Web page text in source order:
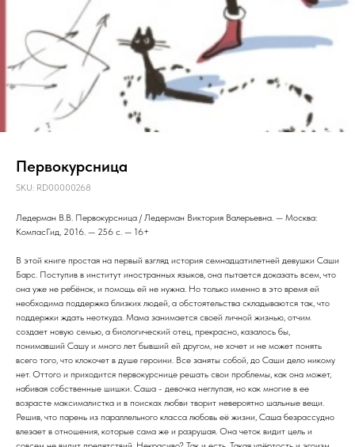
Первокурсница
SKU: RD00000268
Ледерман В.В. Первокурсница / Ледерман Виктория Валерьевна. — Москва:
КомпасГид, 2016. — 256 с. — 16+
В этой книге простая на первый взгляд история семнадцатилетней девушки Саши
Барс. Поступив в институт иностранных языков, она пытается доказать всем, что
она уже не ребёнок, и помощь ей не нужна. Но только именно в это время ей
необходима поддержка близких людей, а обстоятельства складываются так, что
поддержки ждать неоткуда. Мама занимается своей личной жизнью, отчим
создает новую семью, а биологический отец, прекрасно, казалось бы,
понимавший Сашу и много лет бывший ей другом, не хочет и не может понять
всего того, что клокочет в душе героини. Все заняты собой, до Саши дело никому
нет. Оттого и приходится первокурснице решать свои проблемы, как она может,
набивая собственные шишки. Саша - девочка неглупая, но как многие в ее
возрасте максималистка и в поисках любви творит невероятно шальные вещи.
Решив, что парень из параллельного класса любовь её жизни, Саша безрассудно
влезает в отношения, которые сама же и разрушая. Она четок видит цель и